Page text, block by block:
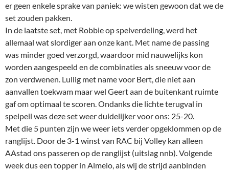
er geen enkele sprake van paniek: we wisten gewoon dat we de
set zouden pakken.
In de laatste set, met Robbie op spelverdeling, werd het
allemaal wat slordiger aan onze kant. Met name de passing
was minder goed verzorgd, waardoor mid nauwelijks kon
worden aangespeeld en de combinaties als sneeuw voor de
zon verdwenen. Lullig met name voor Bert, die niet aan
aanvallen toekwam maar wel Geert aan de buitenkant ruimte
gaf om optimaal te scoren. Ondanks die lichte terugval in
spelpeil was deze set weer duidelijker voor ons: 25-20.
Met die 5 punten zijn we weer iets verder opgeklommen op de
ranglijst. Door de 3-1 winst van RAC bij Volley kan alleen
AAstad ons passeren op de ranglijst (uitslag nnb). Volgende
week dus een topper in Almelo, als wij de strijd aanbinden